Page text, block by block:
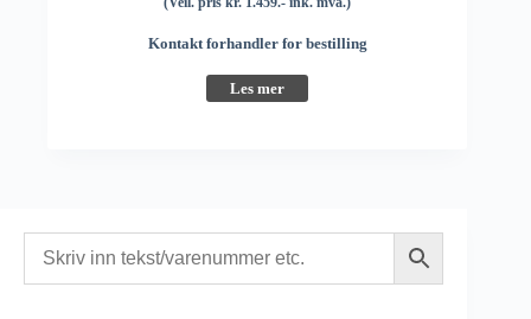
Kontakt forhandler for bestilling
Les mer